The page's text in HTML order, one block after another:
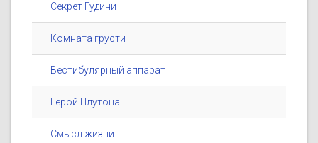
Секрет Гудини
Комната грусти
Вестибулярный аппарат
Герой Плутона
Смысл жизни